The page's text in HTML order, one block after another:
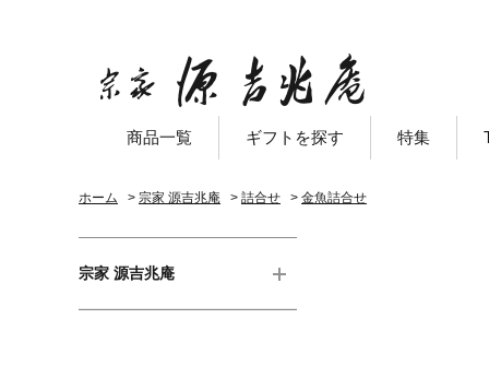
商品一覧 ギフトを探す 特集
ホーム > 宗家 源吉兆庵 > 詰合せ > 金魚詰合せ
宗家 源吉兆庵